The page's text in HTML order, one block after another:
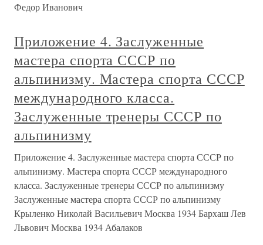
Федор Иванович
Приложение 4. Заслуженные
мастера спорта СССР по
альпинизму. Мастера спорта СССР
международного класса.
Заслуженные тренеры СССР по
альпинизму
Приложение 4. Заслуженные мастера спорта СССР по
альпинизму. Мастера спорта СССР международного
класса. Заслуженные тренеры СССР по альпинизму
Заслуженные мастера спорта СССР по альпинизму
Крыленко Николай Васильевич Москва 1934 Бархаш Лев
Львович Москва 1934 Абалаков